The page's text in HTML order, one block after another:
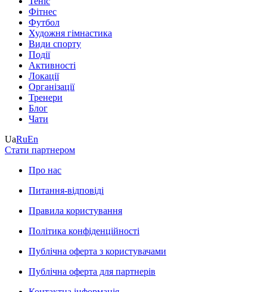
Фітнес
Футбол
Художня гімнастика
Види спорту
Події
Активності
Локації
Організації
Тренери
Блог
Чати
UaRuEn
Стати партнером
Про нас
Питання-відповіді
Правила користування
Політика конфіденційності
Публічна оферта з користувачами
Публічна оферта для партнерів